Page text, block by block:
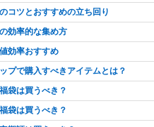
コツとおすすめの立ち回り
効率的な集め方
効率おすすめ
プで購入すべきアイテムとは？
袋は買うべき？
袋は買うべき？